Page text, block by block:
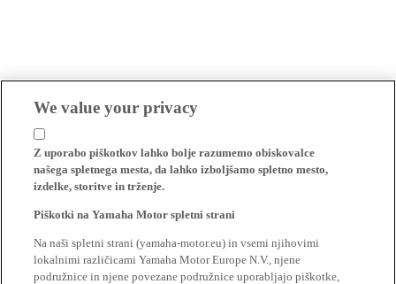
We value your privacy
Z uporabo piškotkov lahko bolje razumemo obiskovalce
našega spletnega mesta, da lahko izboljšamo spletno mesto,
izdelke, storitve in trženje.
Piškotki na Yamaha Motor spletni strani
Na naši spletni strani (yamaha-motor.eu) in vsemi njihovimi
lokalnimi različicami Yamaha Motor Europe N.V., njene
podružnice in njene povezane podružnice uporabljajo piškotke,